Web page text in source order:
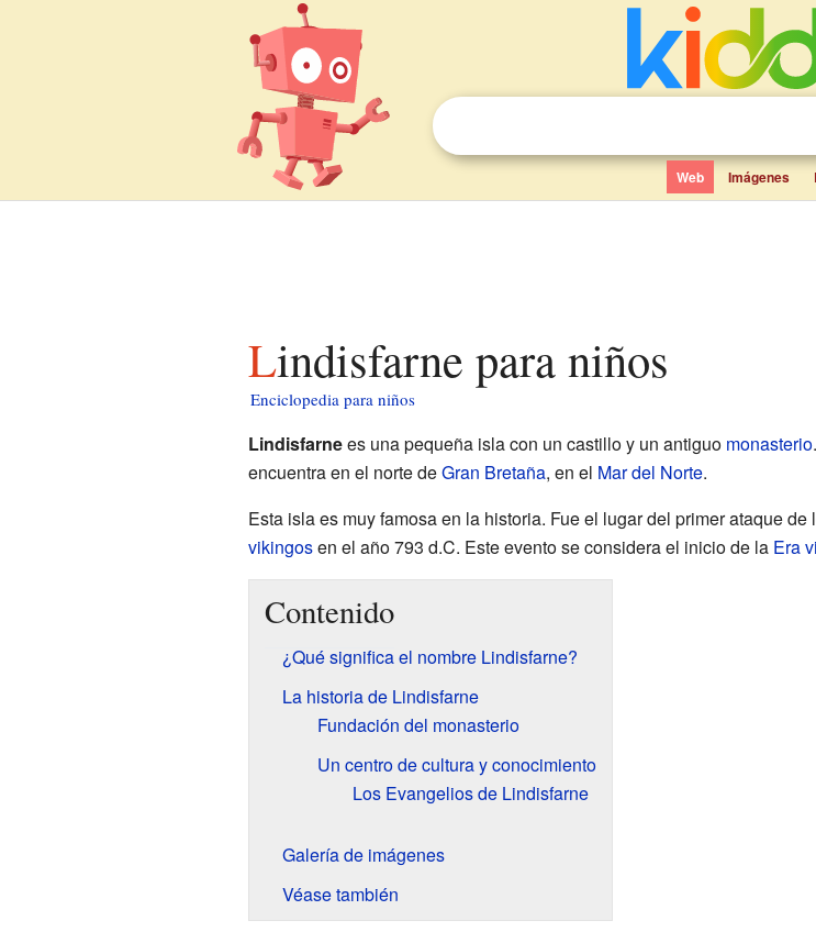
Web Imágenes
Lindisfarne para niños
Enciclopedia para niños
Lindisfarnees una pequeña isla con un castillo y un antiguo monasterio
encuentra en el norte deGran Bretaña, en el Mar del Norte.
Esta isla es muy famosa en la historia. Fue el lugar del primer ataque de
vikingosen el año 793 d.C. Este evento se considera el inicio de la Era
Contenido
¿Qué significa el nombre Lindisfarne?
La historia de Lindisfarne
Fundación del monasterio
Un centro de cultura y conocimiento
Los Evangelios de Lindisfarne
Galería de imágenes
Véase también